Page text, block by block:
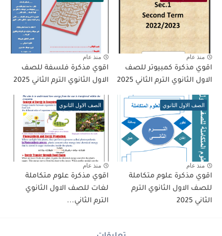
منذ عام
اقوي مذكرة كمبيوتر للصف
الاول الثانوي الترم الثاني 2025
منذ عام
اقوي مذكرة فلسفة للصف
الاول الثانوي الترم الثاني 2025
الصف الاول الثانوي
منذ عام
اقوي مذكرة علوم متكاملة
للصف الاول الثانوي الترم
الثاني 2025
الصف الاول الثانوي
منذ عام
اقوي مذكرة علوم متكاملة
لغات للصف الاول الثانوي
الترم الثاني...